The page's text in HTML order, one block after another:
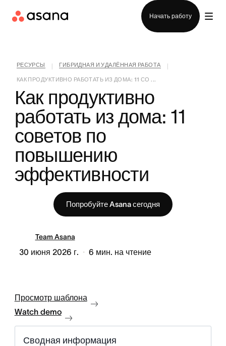
Начать работу
РЕСУРСЫ ГИБРИДНАЯ И УДАЛЁННАЯ РАБОТА
КАК ПРОДУКТИВНО РАБОТАТЬ ИЗ ДОМА: 11 СО ...
Как продуктивно
работать из дома: 11
советов по
повышению
эффективности
Попробуйте Asana сегодня
Team Asana
30 июня 2026 г. 6 мин. на чтение
Просмотр шаблона
Watch demo
Сводная информация